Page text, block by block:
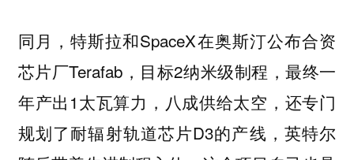
同月，特斯拉和SpaceX在奥斯汀公布合资
芯片厂Terafab，目标2纳米级制程，最终一
年产出1太瓦算力，八成供给太空，还专门
规划了耐辐射轨道芯片D3的产线，英特尔